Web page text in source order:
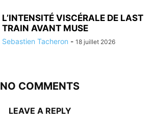
L’INTENSITÉ VISCÉRALE DE LAST
TRAIN AVANT MUSE
Sebastien Tacheron - 18 juillet 2026
NO COMMENTS
LEAVE A REPLY